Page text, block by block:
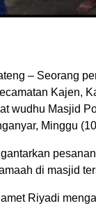
– Seorang
Kajen,
wudhu Masjid
Minggu
di masjid
Riyadi